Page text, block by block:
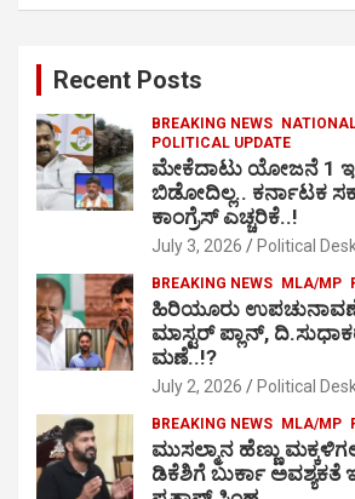
Recent Posts
BREAKING NEWS
POLITICAL UPDATE
ಮೇಕೆದಾಟು ಯೋಜನೆ 1
ಬಿಡೋದಿಲ್ಲ.. ಕರ್ನಾಟಕ
ಕಾಂಗ್ರೆಸ್ ಎಚ್ಚರಿಕೆ..!
July 3, 2026 Political
BREAKING NEWS MLA/MP
ಹಿರಿಯೂರು ಉಪಚುನಾವಣೆ
ಮಾಸ್ಟರ್ ಪ್ಲಾನ್, ದಿ.ಸುಧಾಕರ್
ಮಣೆ..!?
July 2, 2026 Political
BREAKING NEWS MLA/MP
ಮುಸಲ್ಮಾನ ಹೆಣ್ಣು
ಡಿಕೆಶಿಗೆ ಬುರ್ಕಾ ಅವಶ್ಯಕತೆ